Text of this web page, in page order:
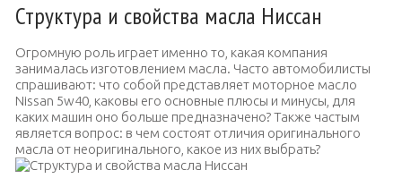
Структура и свойства масла Ниссан
Огромную роль играет именно то, какая компания
занималась изготовлением масла. Часто автомобилисты
спрашивают: что собой представляет моторное масло
Nissan 5w40, каковы его основные плюсы и минусы, для
каких машин оно больше предназначено? Также частым
является вопрос: в чем состоят отличия оригинального
масла от неоригинального, какое из них выбрать?